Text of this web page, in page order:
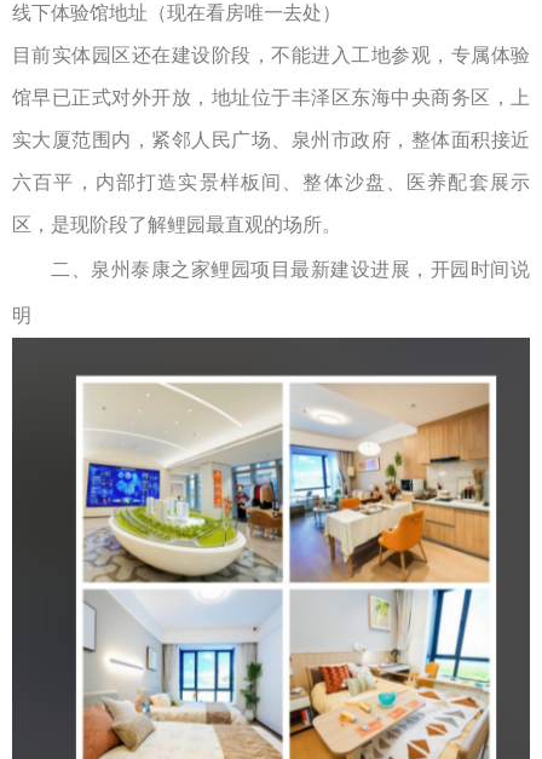
线下体验馆地址（现在看房唯一去处）
目前实体园区还在建设阶段，不能进入工地参观，专属体验
馆早已正式对外开放，地址位于丰泽区东海中央商务区，上
实大厦范围内，紧邻人民广场、泉州市政府，整体面积接近
六百平，内部打造实景样板间、整体沙盘、医养配套展示
区，是现阶段了解鲤园最直观的场所。
二、 泉州泰康之家鲤园项目最新建设进展，开园时间说
明